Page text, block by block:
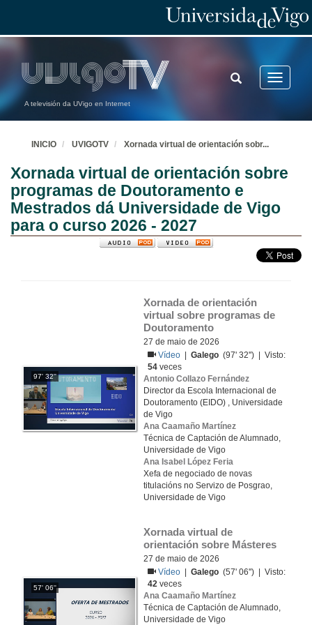
A televisión da UVigo en Internet
Toggle
TOGGLE
SEARCH
INICIO UVIGOTV Xornada virtual de orientación sobr...
Xornada virtual de orientación sobre
programas de Doutoramento e
Mestrados dá Universidade de Vigo
para o curso 2026 - 2027
97' 32''
Xornada de orientación
virtual sobre programas de
Doutoramento
27 de maio de 2026
Vídeo
|Galego (97' 32'') | Visto:
54 veces
Antonio Collazo Fernández
Director da Escola Internacional de
Doutoramento (EIDO) , Universidade
de Vigo
Ana Caamaño Martínez
Técnica de Captación de Alumnado,
Universidade de Vigo
Ana Isabel López Feria
Xefa de negociado de novas
titulacións no Servizo de Posgrao,
Universidade de Vigo
57' 06''
Xornada virtual de
orientación sobre Másteres
27 de maio de 2026
Vídeo
|Galego (57' 06'') | Visto:
42 veces
Ana Caamaño Martínez
Técnica de Captación de Alumnado,
Universidade de Vigo